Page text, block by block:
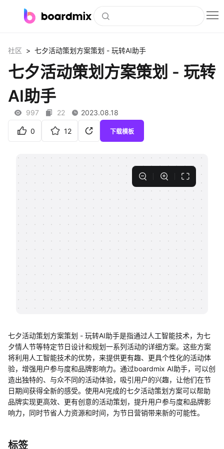
社区资源
会员
企业服务
支持
帮助中心
社区 > 七夕活动策划方案策划 - 玩转AI助手
七夕活动策划方案策划 - 玩转
AI助手
997 22 2023.08.18
0 12 下载模板
七夕活动策划方案策划 - 玩转AI助手是指通过人工智能技术，为七
夕情人节等特定节日设计和规划一系列活动的详细方案。这些方案
将利用人工智能技术的优势，来提供更有趣、更具个性化的活动体
验，增强用户参与度和品牌影响力。通过boardmix AI助手，可以创
造出独特的、与众不同的活动体验，吸引用户的兴趣，让他们在节
日期间获得全新的感受。使用AI完成的七夕活动策划方案可以帮助
品牌实现更高效、更有创意的活动策划，提升用户参与度和品牌影
响力，同时节省人力资源和时间，为节日营销带来新的可能性。
标签